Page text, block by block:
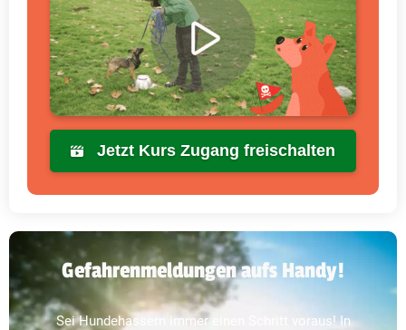
Jetzt Kurs Zugang freischalten
Gefahrenmeldungen aufs Handy!
Sei Hundehassern immer einen Schritt voraus! In